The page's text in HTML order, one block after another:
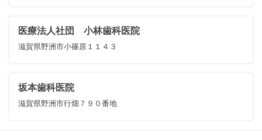
医療法人社団 小林歯科医院
滋賀県野洲市小篠原１１４３
坂本歯科医院
滋賀県野洲市行畑７９０番地